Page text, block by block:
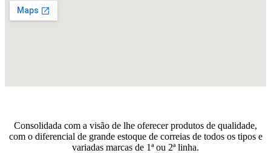
Consolidada com a visão de lhe oferecer produtos de qualidade,
com o diferencial de grande estoque de correias de todos os tipos e
variadas marcas de 1ª ou 2ª linha.